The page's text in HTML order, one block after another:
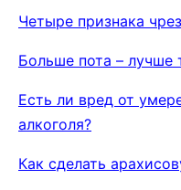
Четыре признака
Больше пота – лучше
Есть ли вред от
алкоголя?
Как сделать